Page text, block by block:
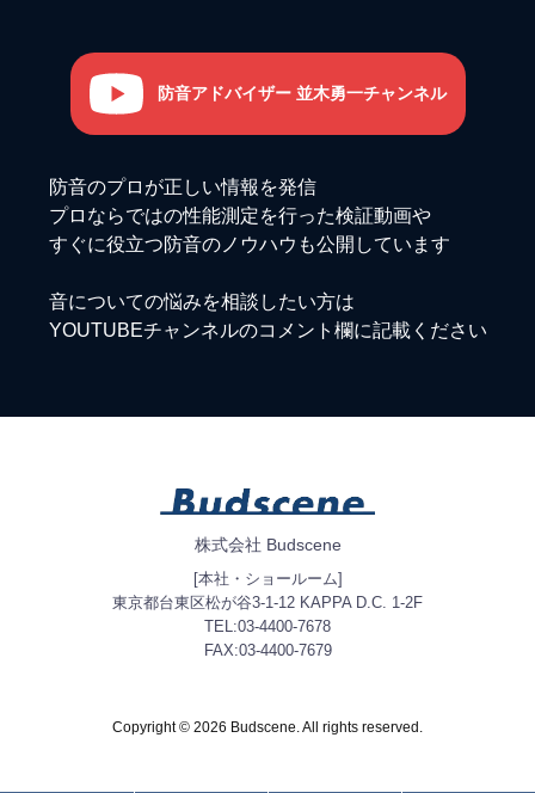
防音アドバイザー 並木勇一チャンネル
防音のプロが正しい情報を発信
プロならではの性能測定を行った検証動画や
すぐに役立つ防音のノウハウも公開しています
音についての悩みを相談したい方は
YOUTUBEチャンネルのコメント欄に記載ください
株式会社 Budscene
[本社・ショールーム]
東京都台東区松が谷3-1-12 KAPPA D.C. 1-2F
TEL:03-4400-7678
FAX:03-4400-7679
Copyright © 2026 Budscene. All rights reserved.